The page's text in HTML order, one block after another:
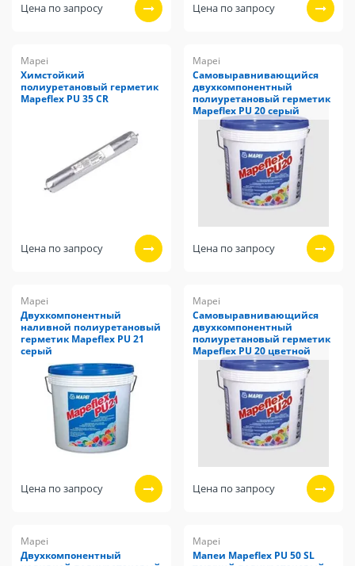
Цена по запросу Цена по запросу
Mapei
Химстойкий
полиуретановый герметик
Mapeflex PU 35 CR
Цена по запросу
Mapei
Самовыравнивающийся
двухкомпонентный
полиуретановый герметик
Mapeflex PU 20 серый
Цена по запросу
Mapei
Двухкомпонентный
наливной полиуретановый
герметик Mapeflex PU 21
серый
Цена по запросу
Mapei
Самовыравнивающийся
двухкомпонентный
полиуретановый герметик
Mapeflex PU 20 цветной
Цена по запросу
Mapei
Двухкомпонентный
Mapei
Мапеи Mapeflex PU 50 SL